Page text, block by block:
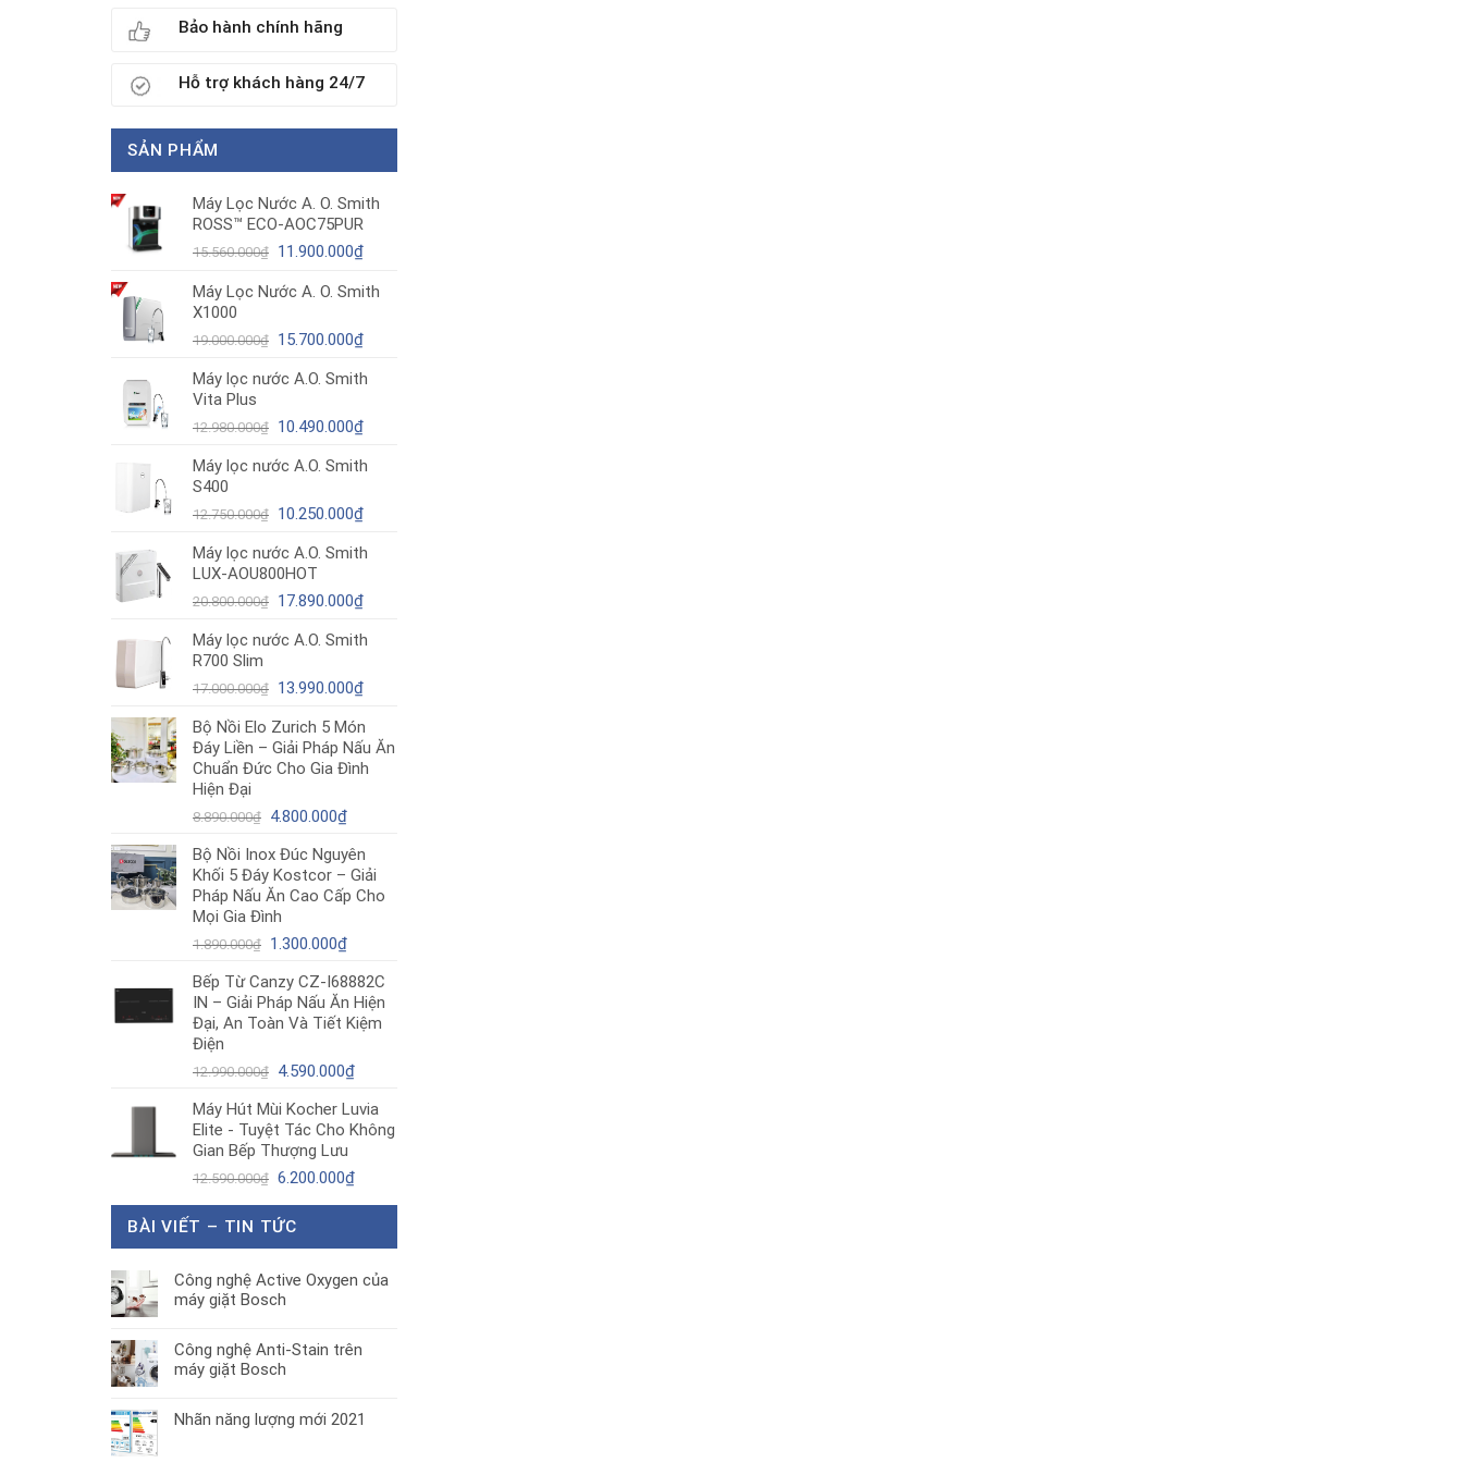
Bảo hành chính hãng
Hỗ trợ khách hàng 24/7
SẢN PHẨM
Máy Lọc Nước A. O. Smith
ROSS™ ECO-AOC75PUR
15.560.000₫ Giá
là:
11.900.000₫Giá
tại
11.900.000₫.
Máy Lọc Nước A. O. Smith
X1000
19.000.000₫ Giá
là:
15.700.000₫Giá
tại
15.700.000₫.
Máy lọc nước A.O. Smith
Vita Plus
12.980.000₫ Giá
là:
10.490.000₫Giá
tại
10.490.000₫.
Máy lọc nước A.O. Smith
S400
12.750.000₫ Giá
là:
12.750.000₫.
10.250.000₫Giá
tại
10.250.000₫.
Máy lọc nước A.O. Smith
LUX-AOU800HOT
20.800.000₫ Giá
là:
17.890.000₫Giá
tại
17.890.000₫.
Máy lọc nước A.O. Smith
R700 Slim
17.000.000₫ Giá
là:
17.000.000₫.
13.990.000₫Giá
tại
là:
13.990.000₫.
Bộ Nồi Elo Zurich 5 Món
Đáy Liền – Giải Pháp Nấu Ăn
Chuẩn Đức Cho Gia Đình
Hiện Đại
8.890.000₫ Giá
là:
8.890.000₫.
4.800.000₫Giá
tại
là:
4.800.000₫.
Bộ Nồi Inox Đúc Nguyên
Khối 5 Đáy Kostcor – Giải
Pháp Nấu Ăn Cao Cấp Cho
Mọi Gia Đình
1.890.000₫ Giá
là:
1.890.000₫.
1.300.000₫Giá
tại
là:
1.300.000₫.
Bếp Từ Canzy CZ-I68882C
IN – Giải Pháp Nấu Ăn Hiện
Đại, An Toàn Và Tiết Kiệm
Điện
12.990.000₫ Giá
là:
12.990.000₫.
4.590.000₫Giá
tại
là:
Máy Hút Mùi Kocher Luvia
Elite - Tuyệt Tác Cho Không
Gian Bếp Thượng Lưu
12.590.000₫ Giá
là:
6.200.000₫Giá
BÀI VIẾT – TIN TỨC
Công nghệ Active Oxygen của
máy giặt Bosch
Công nghệ Anti-Stain trên
máy giặt Bosch
Nhãn năng lượng mới 2021